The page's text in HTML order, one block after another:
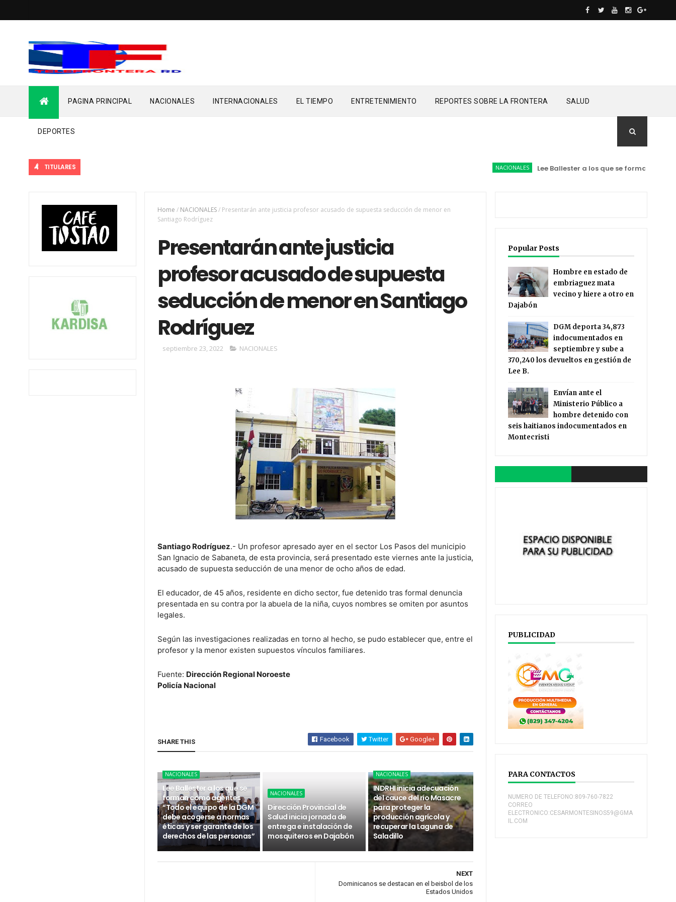
PAGINA PRINCIPAL NACIONALES INTERNACIONALES EL TIEMPO ENTRETENIMIENTO REPORTES SOBRE LA FRONTERA SALUD
DEPORTES
TITULARES NACIONALES Lee Ballester a los que se forman como
Home / NACIONALES/ Presentarán ante justicia profesor acusado de supuesta seducción de menor en
Santiago Rodríguez
Presentarán ante justicia
profesor acusado de supuesta
seducción de menor en Santiago
Rodríguez
septiembre 23, 2022 NACIONALES
Santiago Rodríguez.- Un profesor apresado ayer en el sector Los Pasos del municipio
San Ignacio de Sabaneta, de esta provincia, será presentado este viernes ante la justicia,
acusado de supuesta seducción de una menor de ocho años de edad.
El educador, de 45 años, residente en dicho sector, fue detenido tras formal denuncia
presentada en su contra por la abuela de la niña, cuyos nombres se omiten por asuntos
legales.
Según las investigaciones realizadas en torno al hecho, se pudo establecer que, entre el
profesor y la menor existen supuestos vínculos familiares.
Fuente: Dirección Regional Noroeste
Policía Nacional
SHARE THIS Facebook Twitter Google+
NACIONALES
Lee Ballester a los que se
forman como agentes
“Todo el equipo de la DGM
debe acogerse a normas
éticas y ser garante de los
derechos de las personas”
NACIONALES
Dirección Provincial de
Salud inicia jornada de
entrega e instalación de
mosquiteros en Dajabón
NACIONALES
INDRHI inicia adecuación
del cauce del río Masacre
para proteger la
producción agrícola y
recuperar la Laguna de
Saladillo
NEXT
Dominicanos se destacan en el beisbol de los
Estados Unidos
Popular Posts
Hombre en estado de
embriaguez mata
vecino y hiere a otro en
Dajabón
DGM deporta 34,873
indocumentados en
septiembre y sube a
370,240 los devueltos en gestión de
Lee B.
Envían ante el
Ministerio Público a
hombre detenido con
seis haitianos indocumentados en
Montecristi
PUBLICIDAD
PARA CONTACTOS
NUMERO DE TELEFONO:809-760-7822
CORREO
ELECTRONICO:CESARMONTESINOS59@GMA
IL.COM